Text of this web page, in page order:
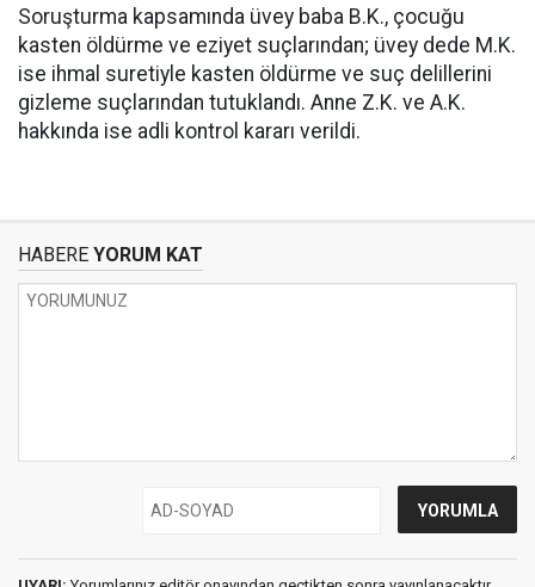
Soruşturma kapsamında üvey baba B.K., çocuğu
kasten öldürme ve eziyet suçlarından; üvey dede M.K.
ise ihmal suretiyle kasten öldürme ve suç delillerini
gizleme suçlarından tutuklandı. Anne Z.K. ve A.K.
hakkında ise adli kontrol kararı verildi.
HABERE YORUM KAT